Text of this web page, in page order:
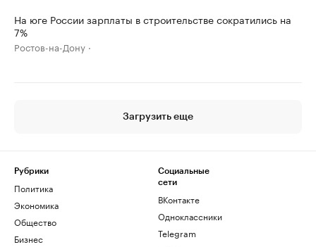
На юге России зарплаты в строительстве сократились на
7%
Ростов-на-Дону
Загрузить еще
Рубрики
Политика
Экономика
Общество
Бизнес
Социальные
сети
ВКонтакте
Одноклассники
Telegram